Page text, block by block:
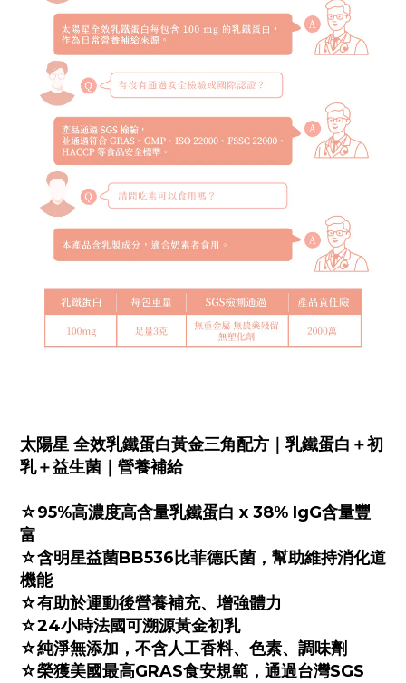
太陽星 全效乳鐵蛋白黃金三角配方｜乳鐵蛋白＋初
乳＋益生菌｜營養補給
☆95%高濃度高含量乳鐵蛋白 x 38% IgG含量豐
富
☆含明星益菌BB536比菲德氏菌，幫助維持消化道
機能
☆有助於運動後營養補充、增強體力
☆24小時法國可溯源黃金初乳
☆純淨無添加，不含人工香料、色素、調味劑
☆榮獲美國最高GRAS食安規範，通過台灣SGS